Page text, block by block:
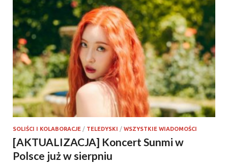
SOLIŚCI I KOLABORACJE / TELEDYSKI / WSZYSTKIE WIADOMOŚCI
[AKTUALIZACJA] Koncert Sunmi w
Polsce już w sierpniu